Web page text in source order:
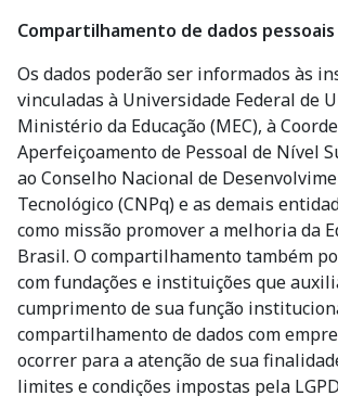
Compartilhamento de dados pessoais
Os dados poderão ser informados às
vinculadas à Universidade Federal de
Ministério da Educação (MEC), à
Aperfeiçoamento de Pessoal de Nível
ao Conselho Nacional de
Tecnológico (CNPq) e as demais
como missão promover a melhoria da
Brasil. O compartilhamento também
com fundações e instituições que
cumprimento de sua função
compartilhamento de dados com
ocorrer para a atenção de sua
limites e condições impostas pela